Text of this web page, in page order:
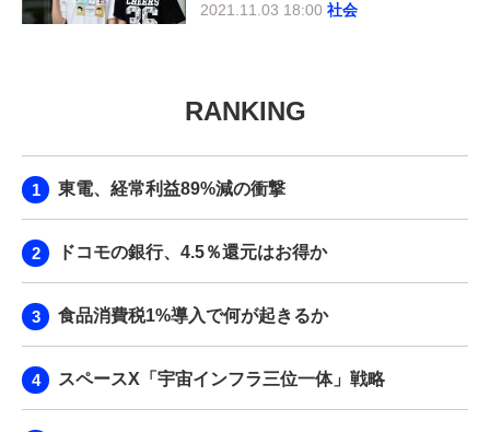
2021.11.03 18:00 社会
RANKING
東電、経常利益89%減の衝撃
ドコモの銀行、4.5％還元はお得か
食品消費税1%導入で何が起きるか
スペースX「宇宙インフラ三位一体」戦略